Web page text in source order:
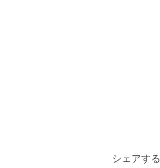
シェアする